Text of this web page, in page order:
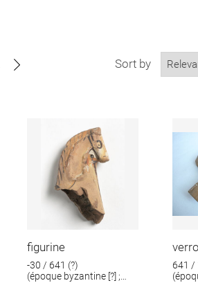
Sort by
figurine
-30 / 641 (?)
(époque byzantine [?] ;
641 /